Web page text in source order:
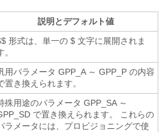
説明とデフォルト値
形式は、単一の $ 文字に展開されま
。
用パラメータ GPP_A ～ GPP_P の内容
置き換えられます。
殊用途のパラメータ GPP_SA ～
で置き換えられます。 これらの
ラメータには、プロビジョニングで使